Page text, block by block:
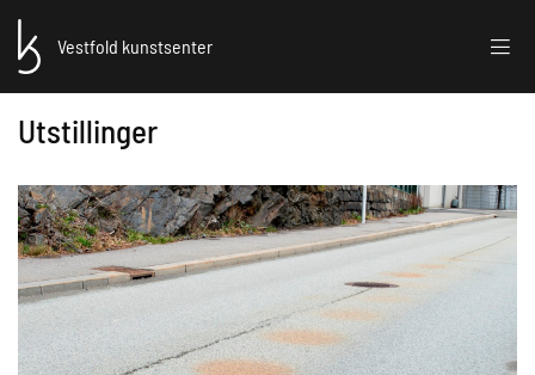
Vestfold kunstsenter
Utstillinger